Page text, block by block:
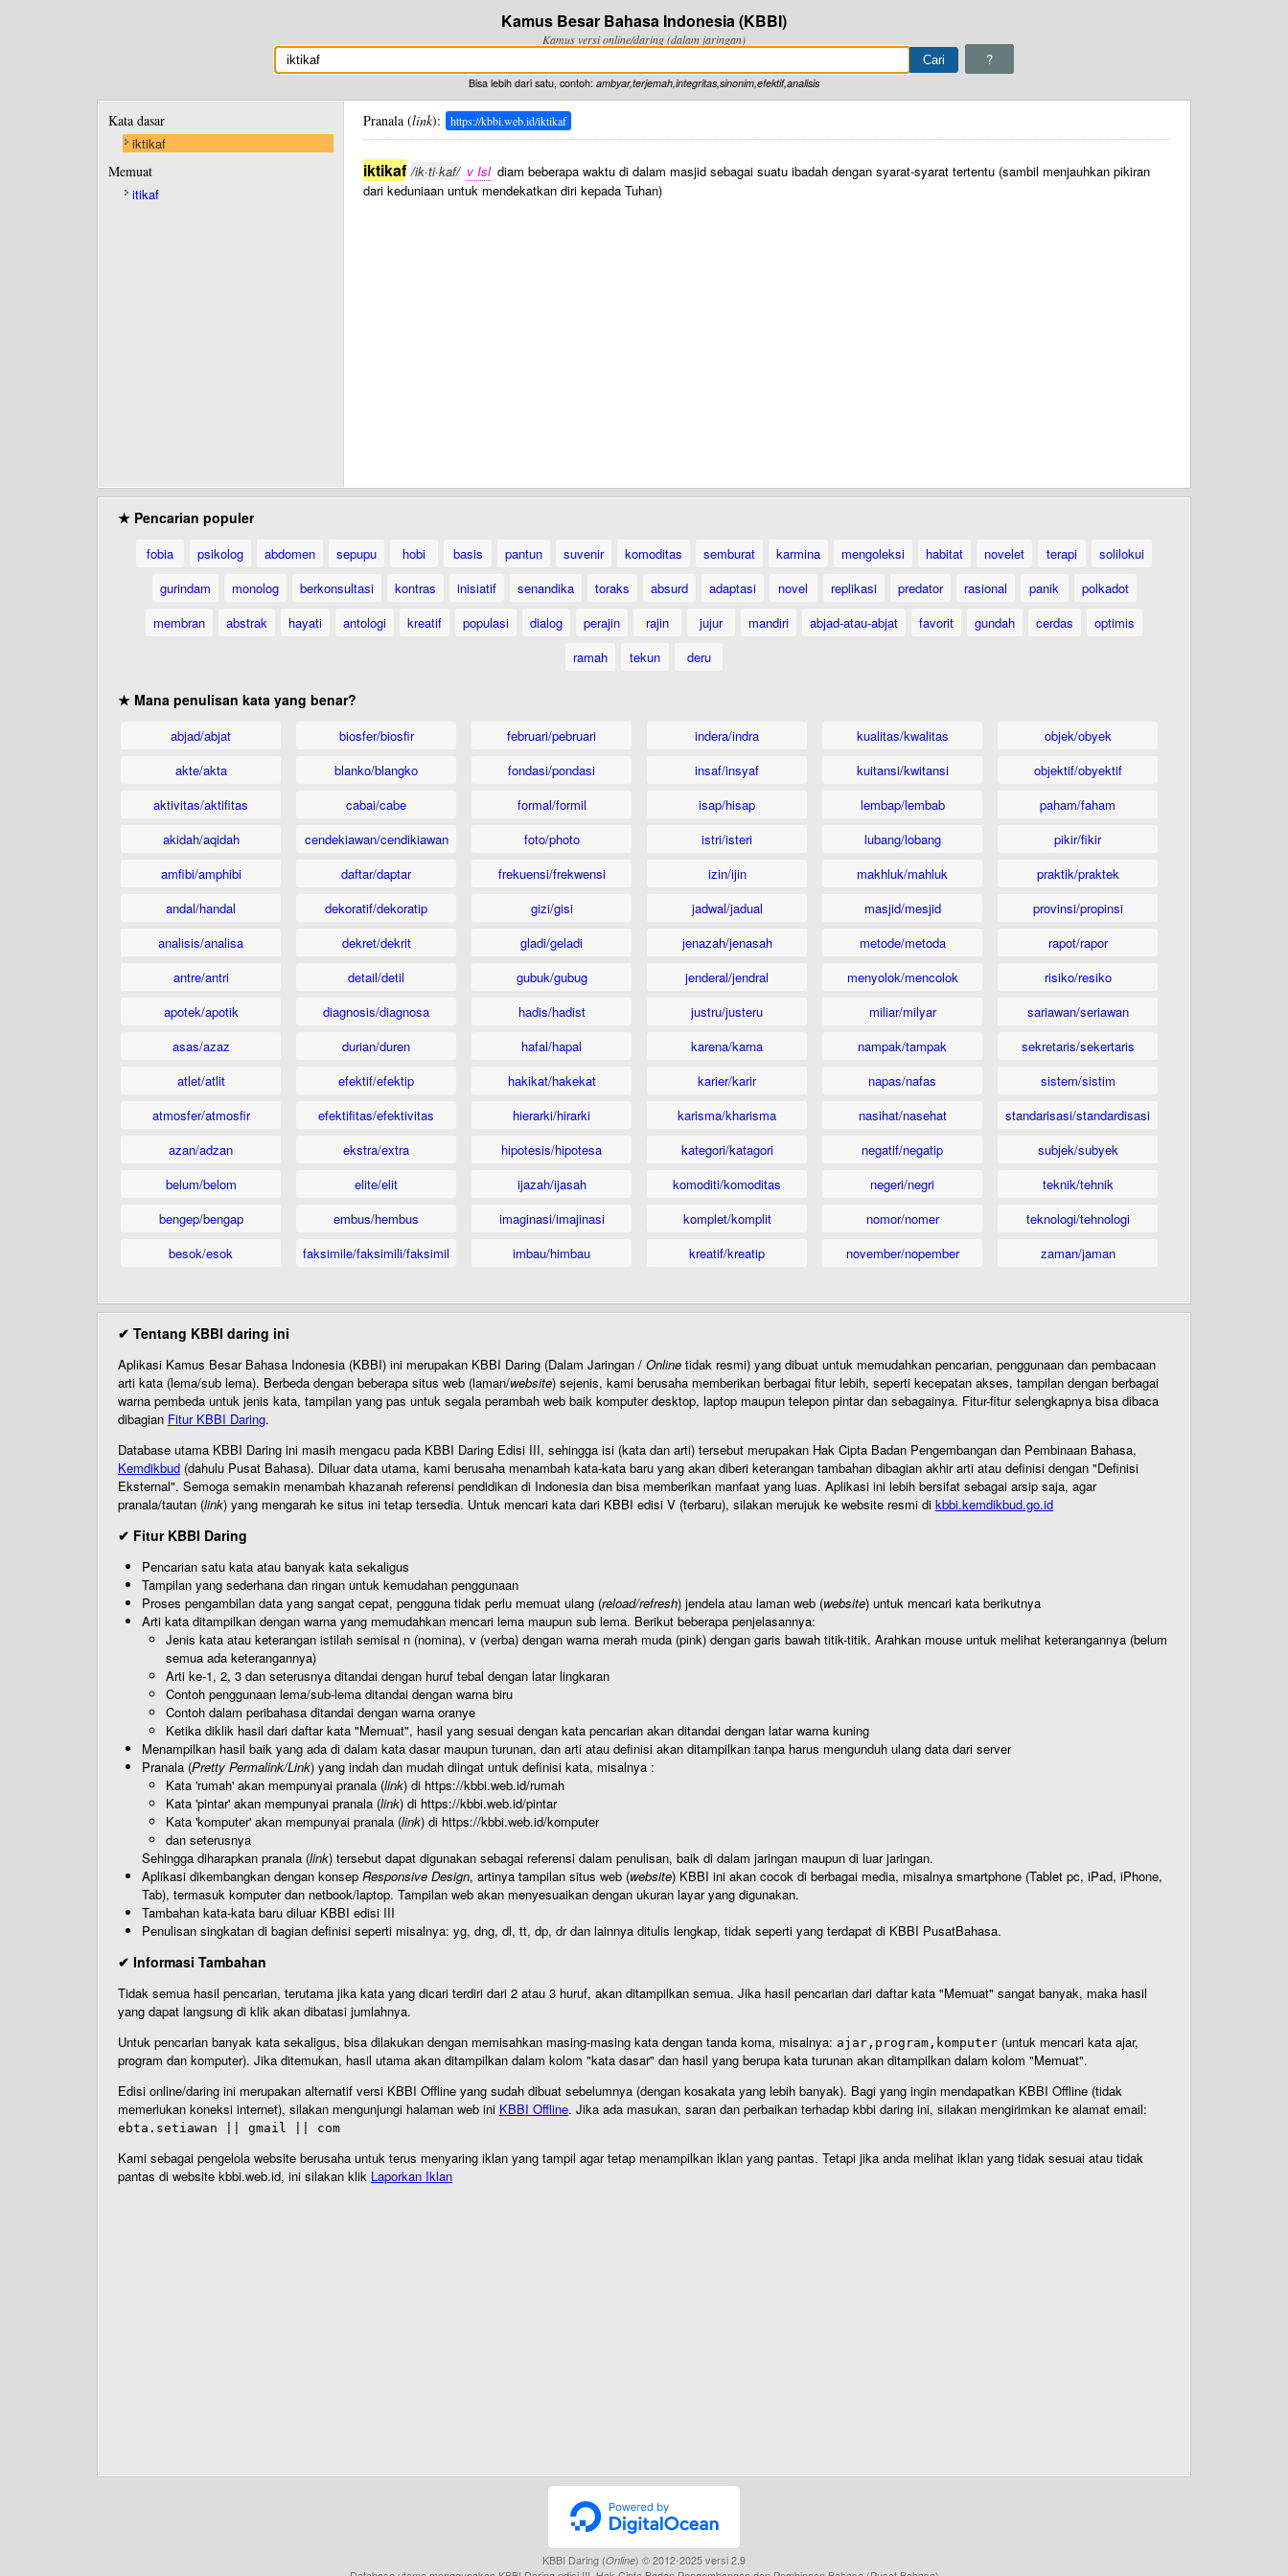
Kamus Besar Bahasa Indonesia (KBBI)
Kamus versi online/daring (dalam jaringan)
?
Bisa lebih dari satu, contoh: ambyar,terjemah,integritas,sinonim,efektif,analisis
Kata dasar
iktikaf
Memuat
itikaf
Pranala (link): https://kbbi.web.id/iktikaf
iktikaf /ik·ti·kaf/ v Isl diam beberapa waktu di dalam masjid sebagai suatu ibadah dengan syarat-syarat tertentu (sambil menjauhkan pikiran
dari keduniaan untuk mendekatkan diri kepada Tuhan)
★ Pencarian populer
fobia psikolog abdomen sepupu hobi basis pantun suvenir komoditas semburat karmina mengoleksi habitat novelet terapi
solilokui
gurindam
monolog berkonsultasi kontras inisiatif senandika toraks absurd adaptasi novel replikasi predator rasional panik
polkadot
membran
abstrak hayati antologi kreatif populasi dialog perajin rajin jujur mandiri abjad-atau-abjat favorit gundah cerdas
optimis
ramah
tekun deru
★ Mana penulisan kata yang benar?
abjad/abjat
akte/akta
aktivitas/aktifitas
akidah/aqidah
amfibi/amphibi
andal/handal
analisis/analisa
antre/antri
apotek/apotik
asas/azaz
atlet/atlit
atmosfer/atmosfir
azan/adzan
belum/belom
bengep/bengap
besok/esok
biosfer/biosfir
blanko/blangko
cabai/cabe
cendekiawan/cendikiawan
daftar/daptar
dekoratif/dekoratip
dekret/dekrit
detail/detil
diagnosis/diagnosa
durian/duren
efektif/efektip
efektifitas/efektivitas
ekstra/extra
elite/elit
embus/hembus
faksimile/faksimili/faksimil
februari/pebruari
fondasi/pondasi
formal/formil
foto/photo
frekuensi/frekwensi
gizi/gisi
gladi/geladi
gubuk/gubug
hadis/hadist
hafal/hapal
hakikat/hakekat
hierarki/hirarki
hipotesis/hipotesa
ijazah/ijasah
imaginasi/imajinasi
imbau/himbau
indera/indra
insaf/insyaf
isap/hisap
istri/isteri
izin/ijin
jadwal/jadual
jenazah/jenasah
jenderal/jendral
justru/justeru
karena/karna
karier/karir
karisma/kharisma
kategori/katagori
komoditi/komoditas
komplet/komplit
kreatif/kreatip
kualitas/kwalitas
kuitansi/kwitansi
lembap/lembab
lubang/lobang
makhluk/mahluk
masjid/mesjid
metode/metoda
menyolok/mencolok
miliar/milyar
nampak/tampak
napas/nafas
nasihat/nasehat
negatif/negatip
negeri/negri
nomor/nomer
november/nopember
objek/obyek
objektif/obyektif
paham/faham
pikir/fikir
praktik/praktek
provinsi/propinsi
rapot/rapor
risiko/resiko
sariawan/seriawan
sekretaris/sekertaris
sistem/sistim
standarisasi/standardisasi
subjek/subyek
teknik/tehnik
teknologi/tehnologi
zaman/jaman
✔ Tentang KBBI daring ini
Aplikasi Kamus Besar Bahasa Indonesia (KBBI) ini merupakan KBBI Daring (Dalam Jaringan / Online tidak resmi) yang dibuat untuk memudahkan pencarian, penggunaan dan pembacaan
arti kata (lema/sub lema). Berbeda dengan beberapa situs web (laman/website) sejenis, kami berusaha memberikan berbagai fitur lebih, seperti kecepatan akses, tampilan dengan berbagai
warna pembeda untuk jenis kata, tampilan yang pas untuk segala perambah web baik komputer desktop, laptop maupun telepon pintar dan sebagainya. Fitur-fitur selengkapnya bisa dibaca
dibagian Fitur KBBI Daring.
Database utama KBBI Daring ini masih mengacu pada KBBI Daring Edisi III, sehingga isi (kata dan arti) tersebut merupakan Hak Cipta Badan Pengembangan dan Pembinaan Bahasa,
Kemdikbud (dahulu Pusat Bahasa). Diluar data utama, kami berusaha menambah kata-kata baru yang akan diberi keterangan tambahan dibagian akhir arti atau definisi dengan "Definisi
Eksternal". Semoga semakin menambah khazanah referensi pendidikan di Indonesia dan bisa memberikan manfaat yang luas. Aplikasi ini lebih bersifat sebagai arsip saja, agar
pranala/tautan (link) yang mengarah ke situs ini tetap tersedia. Untuk mencari kata dari KBBI edisi V (terbaru), silakan merujuk ke website resmi di kbbi.kemdikbud.go.id
✔ Fitur KBBI Daring
Pencarian satu kata atau banyak kata sekaligus
Tampilan yang sederhana dan ringan untuk kemudahan penggunaan
Proses pengambilan data yang sangat cepat, pengguna tidak perlu memuat ulang (reload/refresh) jendela atau laman web (website) untuk mencari kata berikutnya
Arti kata ditampilkan dengan warna yang memudahkan mencari lema maupun sub lema. Berikut beberapa penjelasannya:
Jenis kata atau keterangan istilah semisal n (nomina), v (verba) dengan warna merah muda (pink) dengan garis bawah titik-titik. Arahkan mouse untuk melihat keterangannya (belum
semua ada keterangannya)
Arti ke-1, 2, 3 dan seterusnya ditandai dengan huruf tebal dengan latar lingkaran
Contoh penggunaan lema/sub-lema ditandai dengan warna biru
Contoh dalam peribahasa ditandai dengan warna oranye
Ketika diklik hasil dari daftar kata "Memuat", hasil yang sesuai dengan kata pencarian akan ditandai dengan latar warna kuning
Menampilkan hasil baik yang ada di dalam kata dasar maupun turunan, dan arti atau definisi akan ditampilkan tanpa harus mengunduh ulang data dari server
Pranala (Pretty Permalink/Link) yang indah dan mudah diingat untuk definisi kata, misalnya :
Kata 'rumah' akan mempunyai pranala (link) di https://kbbi.web.id/rumah
Kata 'pintar' akan mempunyai pranala (link) di https://kbbi.web.id/pintar
Kata 'komputer' akan mempunyai pranala (link) di https://kbbi.web.id/komputer
dan seterusnya
Sehingga diharapkan pranala (link) tersebut dapat digunakan sebagai referensi dalam penulisan, baik di dalam jaringan maupun di luar jaringan.
Aplikasi dikembangkan dengan konsep Responsive Design, artinya tampilan situs web (website) KBBI ini akan cocok di berbagai media, misalnya smartphone (Tablet pc, iPad, iPhone,
Tab), termasuk komputer dan netbook/laptop. Tampilan web akan menyesuaikan dengan ukuran layar yang digunakan.
Tambahan kata-kata baru diluar KBBI edisi III
Penulisan singkatan di bagian definisi seperti misalnya: yg, dng, dl, tt, dp, dr dan lainnya ditulis lengkap, tidak seperti yang terdapat di KBBI PusatBahasa.
✔ Informasi Tambahan
Tidak semua hasil pencarian, terutama jika kata yang dicari terdiri dari 2 atau 3 huruf, akan ditampilkan semua. Jika hasil pencarian dari daftar kata "Memuat" sangat banyak, maka hasil
yang dapat langsung di klik akan dibatasi jumlahnya.
Untuk pencarian banyak kata sekaligus, bisa dilakukan dengan memisahkan masing-masing kata dengan tanda koma, misalnya: ajar,program,komputer (untuk mencari kata ajar,
program dan komputer). Jika ditemukan, hasil utama akan ditampilkan dalam kolom "kata dasar" dan hasil yang berupa kata turunan akan ditampilkan dalam kolom "Memuat".
Edisi online/daring ini merupakan alternatif versi KBBI Offline yang sudah dibuat sebelumnya (dengan kosakata yang lebih banyak). Bagi yang ingin mendapatkan KBBI Offline (tidak
memerlukan koneksi internet), silakan mengunjungi halaman web ini KBBI Offline. Jika ada masukan, saran dan perbaikan terhadap kbbi daring ini, silakan mengirimkan ke alamat email:
ebta.setiawan || gmail || com
Kami sebagai pengelola website berusaha untuk terus menyaring iklan yang tampil agar tetap menampilkan iklan yang pantas. Tetapi jika anda melihat iklan yang tidak sesuai atau tidak
pantas di website kbbi.web.id, ini silakan klik Laporkan Iklan
KBBI Daring (Online) © 2012-2025 versi 2.9